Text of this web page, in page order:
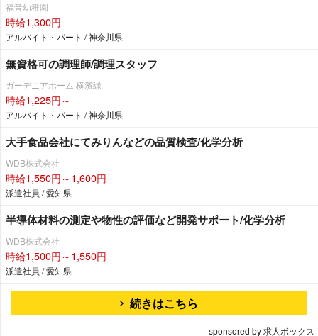
福音幼稚園
時給1,300円
アルバイト・パート / 神奈川県
無資格可の調理師/調理スタッフ
ガーデニアホーム 横濱緑
時給1,225円～
アルバイト・パート / 神奈川県
大手食品会社にてみりんなどの品質検査/化学分析
WDB株式会社
時給1,550円～1,600円
派遣社員 / 愛知県
半導体材料の測定や物性の評価など開発サポート/化学分析
WDB株式会社
時給1,500円～1,550円
派遣社員 / 愛知県
続きはこちら
sponsored by 求人ボックス